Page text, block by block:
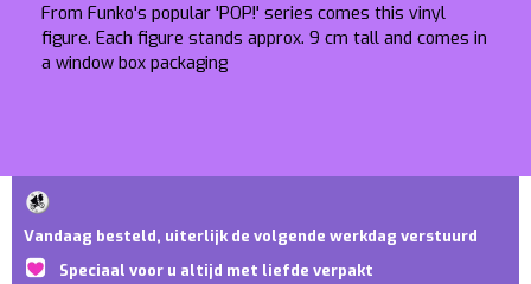
From Funko's popular 'POP!' series comes this vinyl
figure. Each figure stands approx. 9 cm tall and comes in
a window box packaging
Vandaag besteld, uiterlijk de volgende werkdag verstuurd
Speciaal voor u altijd met liefde verpakt